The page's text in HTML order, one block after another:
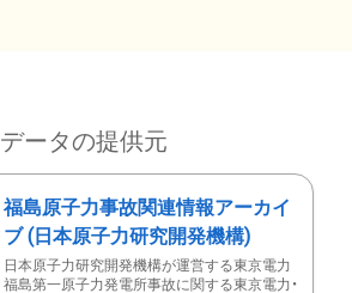
データの提供元
福島原子力事故関連情報アーカイ
ブ (日本原子力研究開発機構)
日本原子力研究開発機構が運営する東京電力
福島第一原子力発電所事故に関する東京電力・